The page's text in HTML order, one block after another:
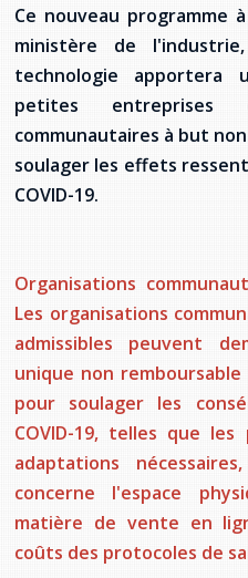
Jeux de la
Forum jeunesse
Festival jeunesse de
Assemblée générale
Gestes et paroles
Admission au barreau
Ressources
Formulaires de
La Charte
Lois fréquemment
Acheter un véhicule
louer sur le long
neuf
Offres d'emploi
Législation spéciale
L'Aide juridique à
Bureaux de l'Aide
et-Labrador
française
Règlement Quiz RVF
Continuons en
Activités
Guide du système de
Annuaire de santé
Offres Actives
Santé mentale et
Travailler en santé à
Passeport Santé
Répertoire des
Visages de la santé
Pinos Mpiana
Allison Chaytor
Programmes et
provincial
Ressources
Services en français
Ma langue, c'est ma
Carte des services en
2SLGBTQIA+
Ce nouveau
ministère de
technologie apportera
petites entreprises
communautaires à but
soulager les effets
COVID-19.
Organisations
Les organisations
admissibles peuvent
unique non
pour soulager les
COVID-19, telles que
adaptations
concerne l'espace
matière de vente en
coûts des protocoles de